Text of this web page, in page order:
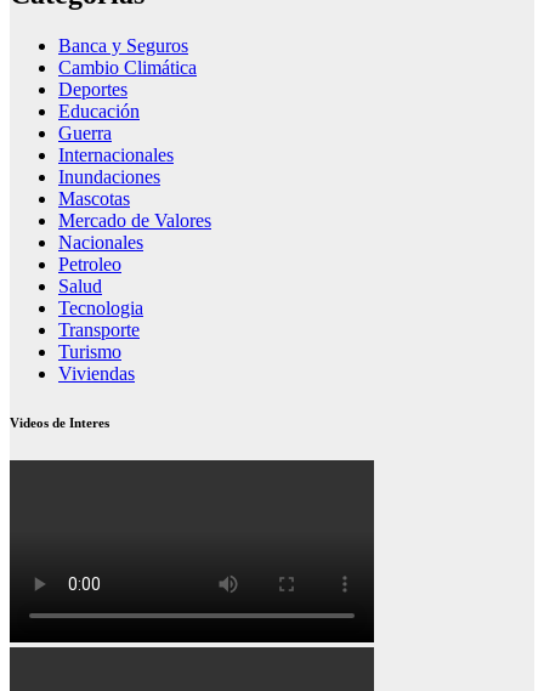
Banca y Seguros
Cambio Climática
Deportes
Educación
Guerra
Internacionales
Inundaciones
Mascotas
Mercado de Valores
Nacionales
Petroleo
Salud
Tecnologia
Transporte
Turismo
Viviendas
Videos de Interes